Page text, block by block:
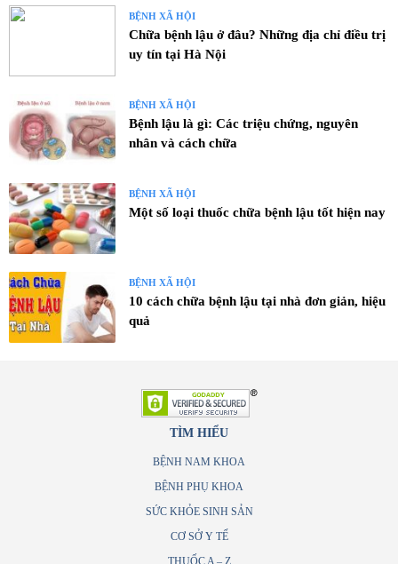
BỆNH XÃ HỘI
Chữa bệnh lậu ở đâu? Những địa chỉ điều trị
uy tín tại Hà Nội
BỆNH XÃ HỘI
Bệnh lậu là gì: Các triệu chứng, nguyên
nhân và cách chữa
BỆNH XÃ HỘI
Một số loại thuốc chữa bệnh lậu tốt hiện nay
BỆNH XÃ HỘI
10 cách chữa bệnh lậu tại nhà đơn giản, hiệu
quả
TÌM HIỂU
BỆNH NAM KHOA
BỆNH PHỤ KHOA
SỨC KHỎE SINH SẢN
CƠ SỞ Y TẾ
THUỐC A – Z